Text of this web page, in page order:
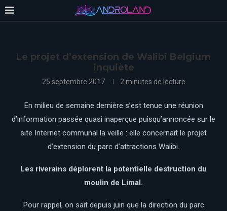
Le projet d’extension de Walibi Belgium
inquiète
25 septembre 2017 2 minutes de lecture
En milieu de semaine dernière s’est tenue une réunion
d’information passée quasi inaperçue puisqu’annoncée sur le
site Internet communal la veille : elle concernait le projet
d’extension du parc d’attractions Walibi.
Les riverains déplorent la potentielle destruction du
moulin de Limal.
Pour rappel, on sait depuis juin que la direction du parc